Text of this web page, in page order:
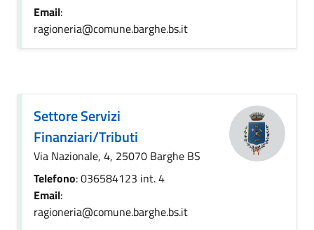
Email:
ragioneria@comune.barghe.bs.it
Settore Servizi
Finanziari/Tributi
Via Nazionale, 4, 25070 Barghe BS
Telefono: 036584123 int. 4
Email:
ragioneria@comune.barghe.bs.it